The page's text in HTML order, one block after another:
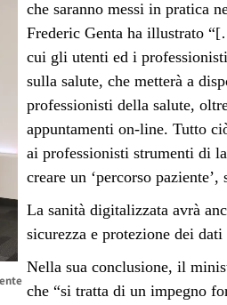
che saranno messi in pratica
Frederic Genta ha illustrato
cui gli utenti ed i
sulla salute, che metterà a
professionisti della salute,
appuntamenti on-line. Tutto
ai professionisti strumenti di
creare un ‘percorso
La sanità digitalizzata avrà
sicurezza e protezione dei
Nella sua conclusione, il
che “si tratta di un impegno